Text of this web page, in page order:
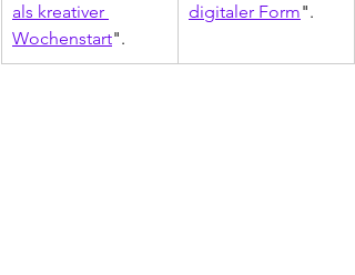
als kreativer
Wochenstart".
digitaler Form".